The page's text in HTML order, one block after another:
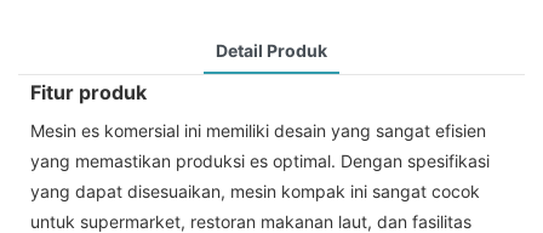
Detail Produk
Fitur produk
Mesin es komersial ini memiliki desain yang sangat efisien
yang memastikan produksi es optimal. Dengan spesifikasi
yang dapat disesuaikan, mesin kompak ini sangat cocok
untuk supermarket, restoran makanan laut, dan fasilitas